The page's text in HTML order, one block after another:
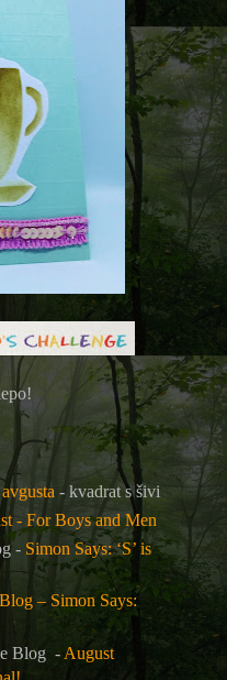
- kvadrat s šivi
- For Boys and Men
- Simon Says: ‘S’ is
– Simon Says:
Blog -August